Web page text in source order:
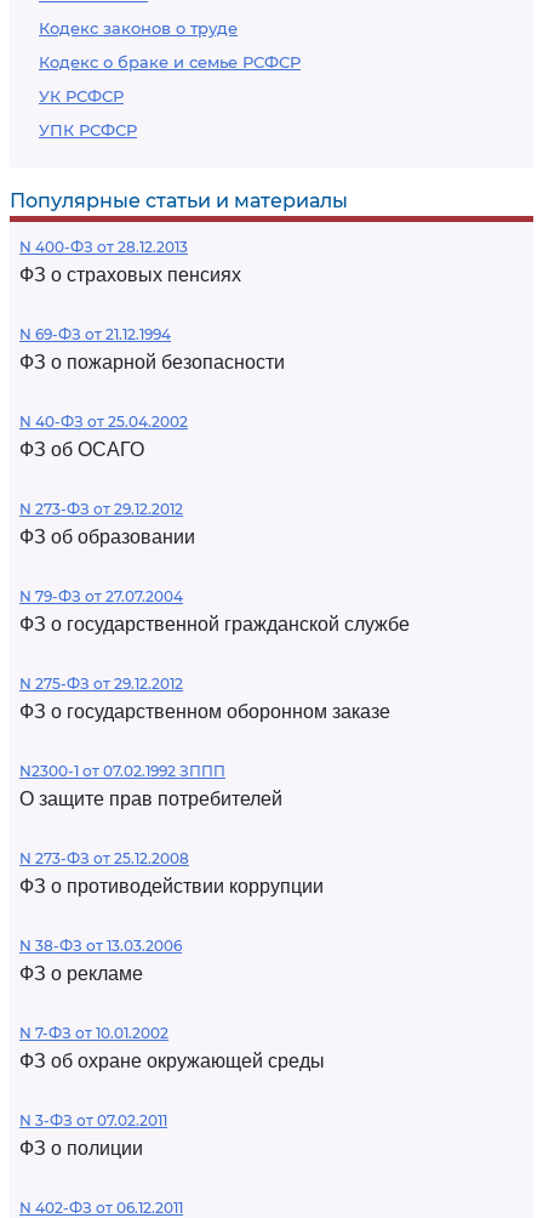
Кодекс законов о труде
Кодекс о браке и семье РСФСР
УК РСФСР
УПК РСФСР
Популярные статьи и материалы
N 400-ФЗ от 28.12.2013
ФЗ о страховых пенсиях
N 69-ФЗ от 21.12.1994
ФЗ о пожарной безопасности
N 40-ФЗ от 25.04.2002
ФЗ об ОСАГО
N 273-ФЗ от 29.12.2012
ФЗ об образовании
N 79-ФЗ от 27.07.2004
ФЗ о государственной гражданской службе
N 275-ФЗ от 29.12.2012
ФЗ о государственном оборонном заказе
N2300-1 от 07.02.1992 ЗППП
О защите прав потребителей
N 273-ФЗ от 25.12.2008
ФЗ о противодействии коррупции
N 38-ФЗ от 13.03.2006
ФЗ о рекламе
N 7-ФЗ от 10.01.2002
ФЗ об охране окружающей среды
N 3-ФЗ от 07.02.2011
ФЗ о полиции
N 402-ФЗ от 06.12.2011